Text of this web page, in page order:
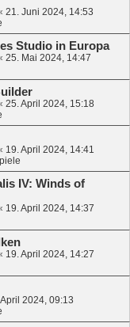
21. Juni 2024, 14:53
Studio in Europa
25. Mai 2024, 14:47
25. April 2024, 15:18
19. April 2024, 14:41
IV: Winds of
19. April 2024, 14:37
19. April 2024, 14:27
2024, 09:13